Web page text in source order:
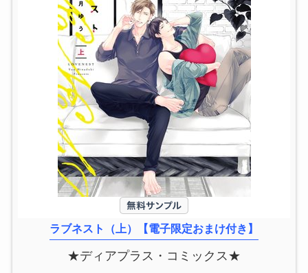
ラブネスト（上）【電子限定おまけ付き】
★ディアプラス・コミックス★